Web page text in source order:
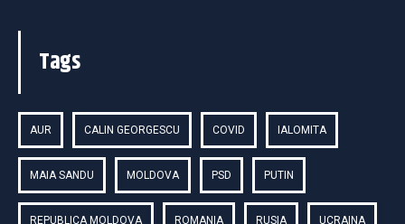
Tags
AUR CALIN GEORGESCU COVID IALOMITA
MAIA SANDU MOLDOVA PSD PUTIN
REPUBLICA MOLDOVA ROMANIA RUSIA UCRAINA